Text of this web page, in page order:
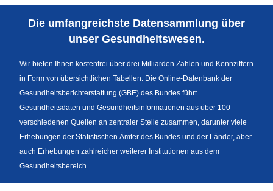
Sprachumschaltung
Die umfangreichste Datensammlung über
unser Gesundheitswesen.
Wir bieten Ihnen kostenfrei über drei Milliarden Zahlen und Kennziffern
in Form von übersichtlichen Tabellen. Die Online-Datenbank der
Gesundheitsberichterstattung (GBE) des Bundes führt
Gesundheitsdaten und Gesundheitsinformationen aus über 100
verschiedenen Quellen an zentraler Stelle zusammen, darunter viele
Erhebungen der Statistischen Ämter des Bundes und der Länder, aber
auch Erhebungen zahlreicher weiterer Institutionen aus dem
Gesundheitsbereich.